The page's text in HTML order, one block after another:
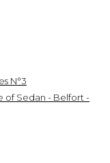
N°3
of Sedan - Belfort -